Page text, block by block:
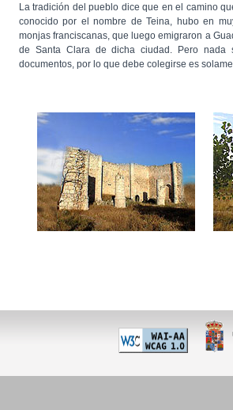
La tradición del pueblo dice que en el camino
conocido por el nombre de Teina, hubo en
monjas franciscanas, que luego emigraron a
de Santa Clara de dicha ciudad. Pero
documentos, por lo que debe colegirse es